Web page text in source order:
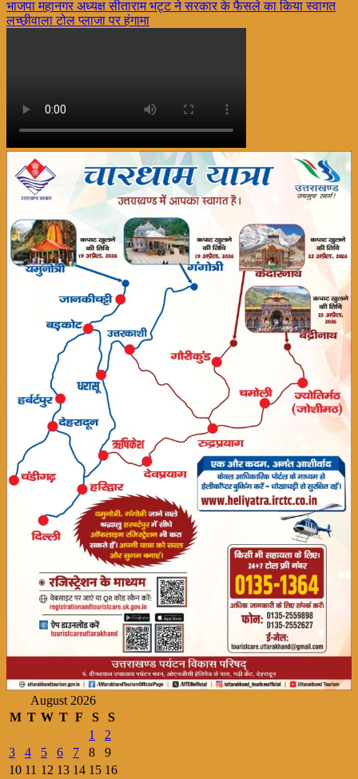
Share
Post
navigation
भाजपा महानगर अध्यक्ष सीताराम भट्ट ने सरकार के फैसले का किया स्वागत
लच्छीवाला टोल प्लाजा पर हंगामा
August 2026
M T W T F S
S
1
2
3
4 5 6 7 8
9
10 11 12 13 14 15 16